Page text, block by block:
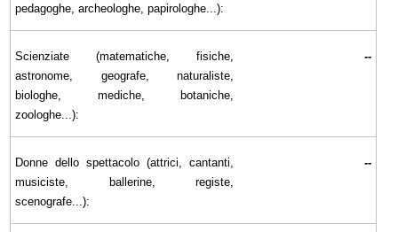
pedagoghe, archeologhe, papirologhe...):
Scienziate (matematiche, fisiche,
astronome, geografe, naturaliste,
biologhe, mediche, botaniche,
zoologhe...):
--
Donne dello spettacolo (attrici, cantanti,
musiciste, ballerine, registe,
scenografe...):
--